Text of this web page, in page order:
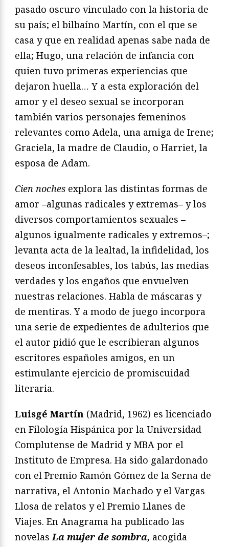
pasado oscuro vinculado con la historia de
su país; el bilbaíno Martín, con el que se
casa y que en realidad apenas sabe nada de
ella; Hugo, una relación de infancia con
quien tuvo primeras experiencias que
dejaron huella… Y a esta exploración del
amor y el deseo sexual se incorporan
también varios personajes femeninos
relevantes como Adela, una amiga de Irene;
Graciela, la madre de Claudio, o Harriet, la
esposa de Adam.
Cien noches explora las distintas formas de
amor –algunas radicales y extremas– y los
diversos comportamientos sexuales –
algunos igualmente radicales y extremos–;
levanta acta de la lealtad, la infidelidad, los
deseos inconfesables, los tabús, las medias
verdades y los engaños que envuelven
nuestras relaciones. Habla de máscaras y
de mentiras. Y a modo de juego incorpora
una serie de expedientes de adulterios que
el autor pidió que le escribieran algunos
escritores españoles amigos, en un
estimulante ejercicio de promiscuidad
literaria.
Luisgé Martín (Madrid, 1962) es licenciado
en Filología Hispánica por la Universidad
Complutense de Madrid y MBA por el
Instituto de Empresa. Ha sido galardonado
con el Premio Ramón Gómez de la Serna de
narrativa, el Antonio Machado y el Vargas
Llosa de relatos y el Premio Llanes de
Viajes. En Anagrama ha publicado las
novelas La mujer de sombra, acogida